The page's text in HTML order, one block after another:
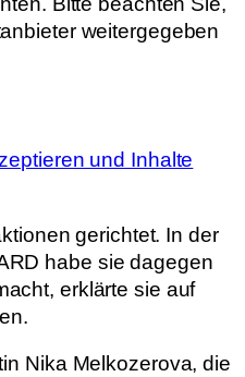
weitergegeben
und Inhalte
gerichtet. In der
habe sie dagegen
erklärte sie auf
Nika Melkozerova, die